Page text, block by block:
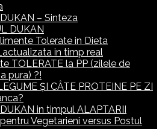
– Sinteza
DUKAN
Tolerate in Dieta
in timp real
TOLERATE la PP (zilele de
pura) ?!
ȘI CÂTE PROTEINE PE ZI
in timpul ALAPTARII
Vegetarieni versus Postul